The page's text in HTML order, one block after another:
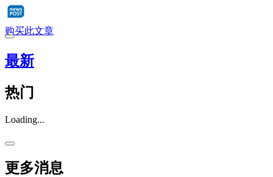
购买此文章
最新
热门
Loading...
更多消息